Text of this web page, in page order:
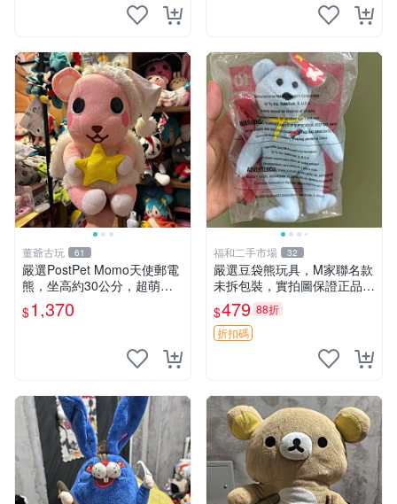
董爺古玩 61
嚴選PostPet Momo天使郵電
熊，坐高約30公分，超萌可
愛收藏首選 天使郵電熊 Mom
o熊 玩具
$1,370
福和二手市場 32
嚴選豆袋熊玩具，M家聯名款
未拆包裝，實拍圖保證正品
豆袋玩具 嚴選 M家 豆袋熊
$479 88折
折扣碼